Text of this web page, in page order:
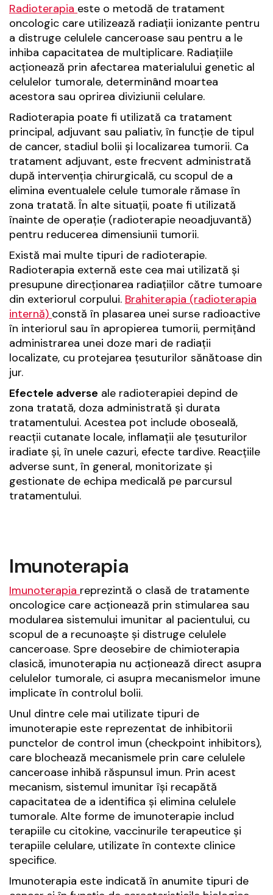
Radioterapia este o metodă de tratament
oncologic care utilizează radiații ionizante pentru
a distruge celulele canceroase sau pentru a le
inhiba capacitatea de multiplicare. Radiațiile
acționează prin afectarea materialului genetic al
celulelor tumorale, determinând moartea
acestora sau oprirea diviziunii celulare.
Radioterapia poate fi utilizată ca tratament
principal, adjuvant sau paliativ, în funcție de tipul
de cancer, stadiul bolii și localizarea tumorii. Ca
tratament adjuvant, este frecvent administrată
după intervenția chirurgicală, cu scopul de a
elimina eventualele celule tumorale rămase în
zona tratată. În alte situații, poate fi utilizată
înainte de operație (radioterapie neoadjuvantă)
pentru reducerea dimensiunii tumorii.
Există mai multe tipuri de radioterapie.
Radioterapia externă este cea mai utilizată și
presupune direcționarea radiațiilor către tumoare
din exteriorul corpului. Brahiterapia (radioterapia
internă) constă în plasarea unei surse radioactive
în interiorul sau în apropierea tumorii, permițând
administrarea unei doze mari de radiații
localizate, cu protejarea țesuturilor sănătoase din
jur.
Efectele adverse ale radioterapiei depind de
zona tratată, doza administrată și durata
tratamentului. Acestea pot include oboseală,
reacții cutanate locale, inflamații ale țesuturilor
iradiate și, în unele cazuri, efecte tardive. Reacțiile
adverse sunt, în general, monitorizate și
gestionate de echipa medicală pe parcursul
tratamentului.
Imunoterapia
Imunoterapia reprezintă o clasă de tratamente
oncologice care acționează prin stimularea sau
modularea sistemului imunitar al pacientului, cu
scopul de a recunoaște și distruge celulele
canceroase. Spre deosebire de chimioterapia
clasică, imunoterapia nu acționează direct asupra
celulelor tumorale, ci asupra mecanismelor imune
implicate în controlul bolii.
Unul dintre cele mai utilizate tipuri de
imunoterapie este reprezentat de inhibitorii
punctelor de control imun (checkpoint inhibitors),
care blochează mecanismele prin care celulele
canceroase inhibă răspunsul imun. Prin acest
mecanism, sistemul imunitar își recapătă
capacitatea de a identifica și elimina celulele
tumorale. Alte forme de imunoterapie includ
terapiile cu citokine, vaccinurile terapeutice și
terapiile celulare, utilizate în contexte clinice
specifice.
Imunoterapia este indicată în anumite tipuri de